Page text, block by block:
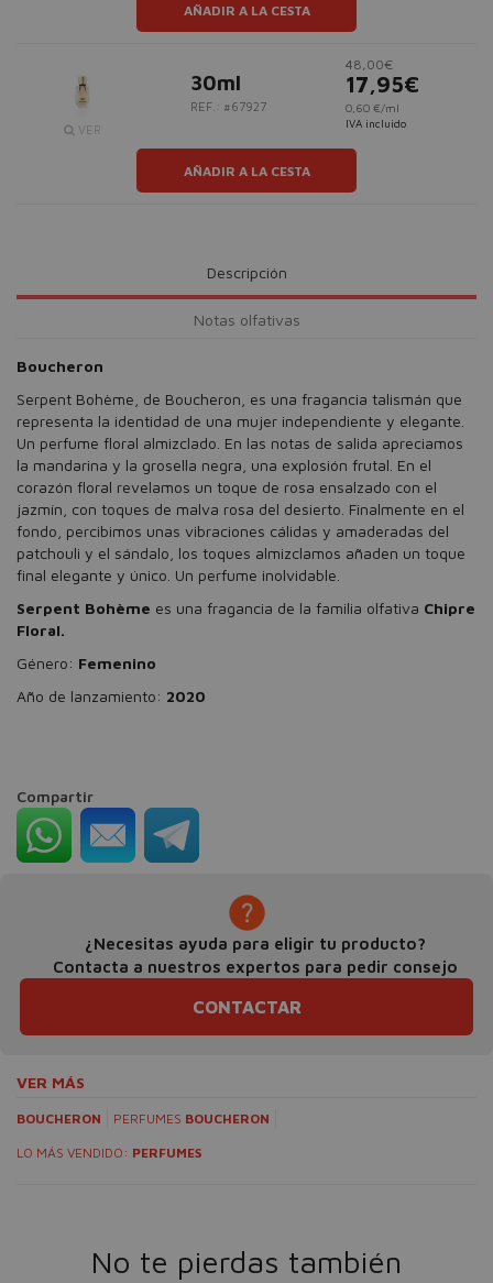
AÑADIR A LA CESTA
VER
30ml
REF.: #67927
48,00€
17,95€
0,60 €/ml
IVA incluido
AÑADIR A LA CESTA
Descripción
Notas olfativas
Boucheron
Serpent Bohème, de Boucheron, es una fragancia talismán que
representa la identidad de una mujer independiente y elegante.
Un perfume floral almizclado. En las notas de salida apreciamos
la mandarina y la grosella negra, una explosión frutal. En el
corazón floral revelamos un toque de rosa ensalzado con el
jazmín, con toques de malva rosa del desierto. Finalmente en el
fondo, percibimos unas vibraciones cálidas y amaderadas del
patchouli y el sándalo, los toques almizclamos añaden un toque
final elegante y único. Un perfume inolvidable.
Serpent Bohème es una fragancia de la familia olfativa Chipre
Floral.
Género: Femenino
Año de lanzamiento: 2020
Compartir
¿Necesitas ayuda para eligir tu producto?
Contacta a nuestros expertos para pedir consejo
CONTACTAR
VER MÁS
BOUCHERON PERFUMES BOUCHERON
LO MÁS VENDIDO: PERFUMES
No te pierdas también